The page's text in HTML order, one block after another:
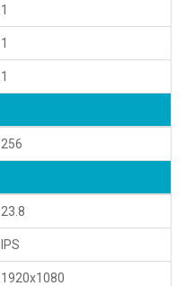
1
1
1
256
23.8
IPS
1920x1080